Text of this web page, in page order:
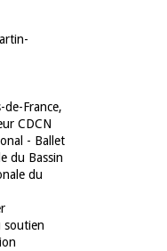
de-France,
CDCN
- Ballet
du Bassin
du
soutien